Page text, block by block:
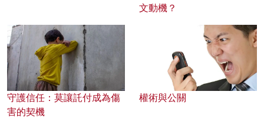
文動機？
守護信任：莫讓託付成為傷
害的契機
權術與公關